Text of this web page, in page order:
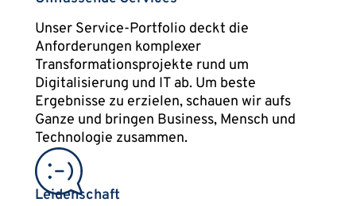
Unser Service-Portfolio deckt die
Anforderungen komplexer
Transformationsprojekte rund um
Digitalisierung und IT ab. Um beste
Ergebnisse zu erzielen, schauen wir aufs
Ganze und bringen Business, Mensch und
Technologie zusammen.
Leidenschaft